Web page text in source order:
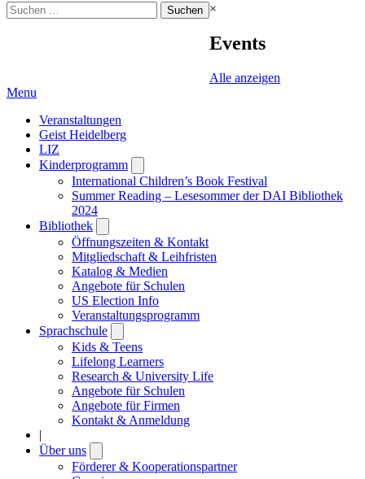
Suchen
nach:
×
Events
Alle anzeigen
Menu
Veranstaltungen
Geist Heidelberg
LIZ
Kinderprogramm
submenu
International Children’s Book Festival
Summer Reading – Lesesommer der DAI Bibliothek
2024
Bibliothek
submenu
Öffnungszeiten & Kontakt
Mitgliedschaft & Leihfristen
Katalog & Medien
Angebote für Schulen
US Election Info
Veranstaltungsprogramm
Sprachschule
submenu
Kids & Teens
Lifelong Learners
Research & University Life
Angebote für Schulen
Angebote für Firmen
Kontakt & Anmeldung
|
Über uns
submenu
Förderer & Kooperationspartner